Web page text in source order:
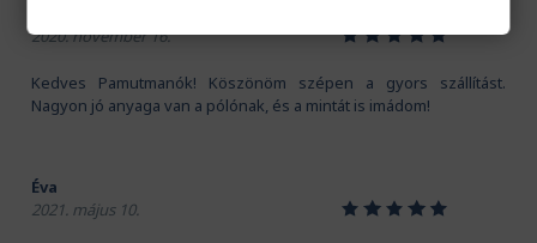
2020. november 16.
12345
Kedves Pamutmanók! Köszönöm szépen a gyors szállítást.
Nagyon jó anyaga van a pólónak, és a mintát is imádom!
Éva
2021. május 10.
12345